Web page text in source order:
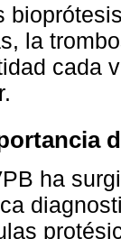
la
cada
ha